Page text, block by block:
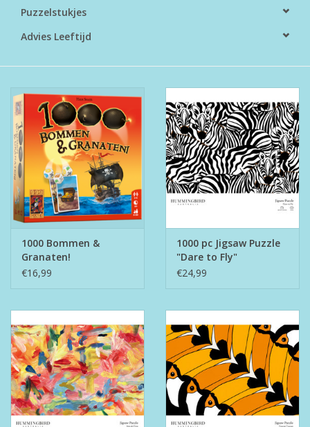
TekstKado
Wens & Postkaarten
Feest
Merken
Puzzelstukjes
Advies Leeftijd
1000 Bommen &
Granaten!
€16,99
1000 pc Jigsaw Puzzle
"Dare to Fly"
€24,99